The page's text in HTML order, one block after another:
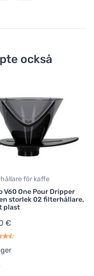
också
för kaffe
V60 One Pour Dripper
storlek 02 filterhållare,
plast
€